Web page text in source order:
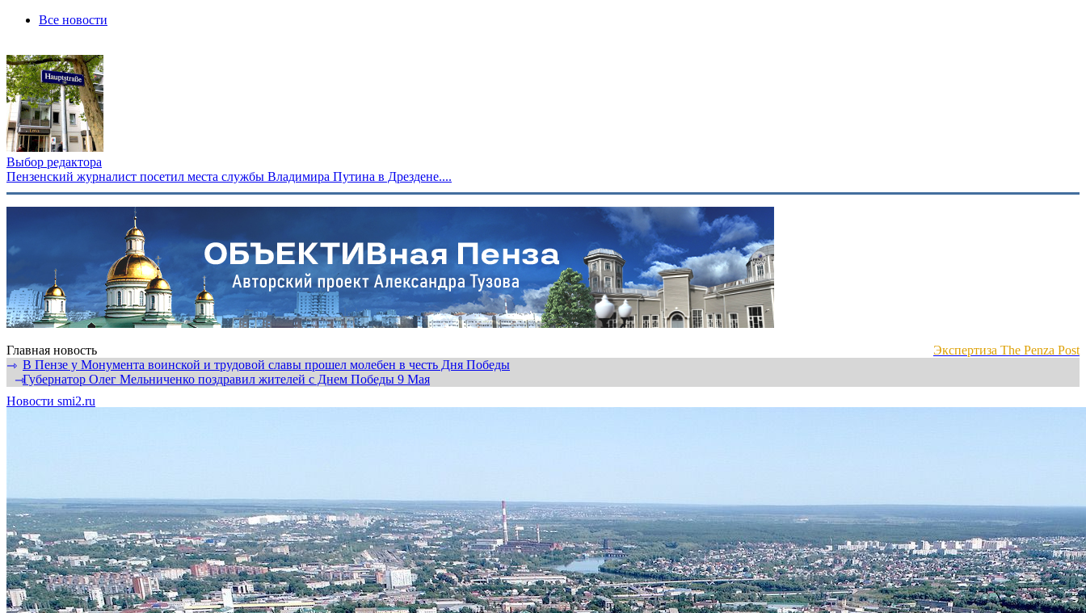
Все новости
Выбор редактора
Пензенский журналист посетил места службы Владимира Путина в Дрездене....
Главная новость
Экспертиза The Penza Post
⇾ В Пензе у Монумента воинской и трудовой славы прошел молебен в честь Дня Победы
⇾Губернатор Олег Мельниченко поздравил жителей с Днем Победы 9 Мая
Новости smi2.ru